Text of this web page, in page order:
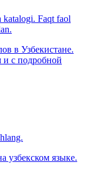
katalogi. Faqt faol
в Узбекистане.
и с подробной
узбекском языке.